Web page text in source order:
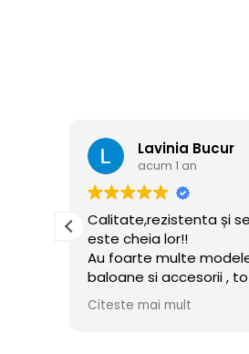
Florina Cusmir
acum 1 an
Foarte profi echipa si
produsele. Sunt
fiecare comanda